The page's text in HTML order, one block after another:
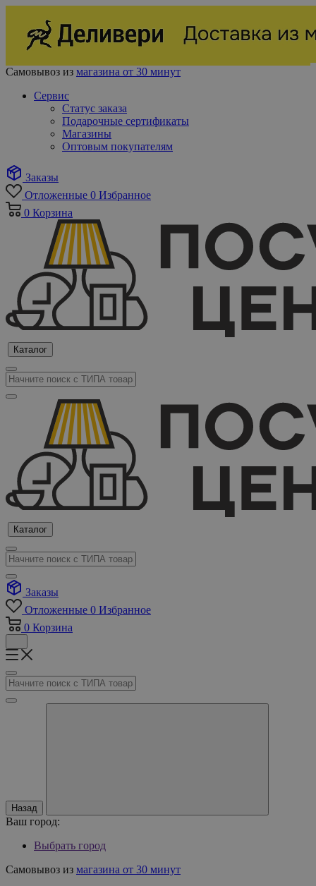
Самовывоз из магазина от 30 минут
Сервис
Статус заказа
Подарочные сертификаты
Магазины
Оптовым покупателям
Заказы
Отложенные 0 Избранное
0 Корзина
Каталог
Каталог
Заказы
Отложенные 0 Избранное
0 Корзина
Назад
Ваш город:
Выбрать город
Самовывоз из магазина от 30 минут